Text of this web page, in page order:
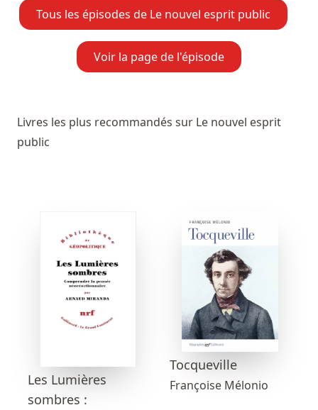
Tous les épisodes de Le nouvel esprit public
Voir la page de l'épisode
Livres les plus recommandés sur Le nouvel esprit
public
Les Lumières
sombres :
Tocqueville
Françoise Mélonio